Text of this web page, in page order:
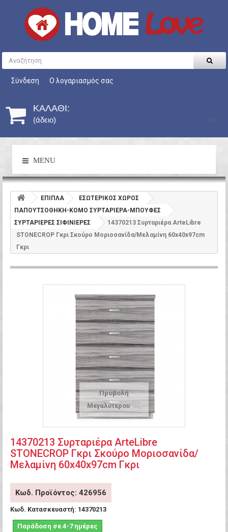
Σύνδεση Ο λογαριασμός σας
ΚΑΛΆΘΙ:
(άδειο)
MENU
ΕΠΙΠΛΑ
ΕΣΩΤΕΡΙΚΟΣ ΧΩΡΟΣ
ΠΑΠΟΥΤΣΟΘΗΚΗ-ΚΟΜΟ ΣΥΡΤΑΡΙΕΡΑ-ΜΠΟΥΦΕΣ
ΣΥΡΤΑΡΙΕΡΕΣ ΣΙΦΙΝΙΕΡΕΣ
14370213 Συρταριέρα ArteLibre
STONECROP Γκρι Σκούρο Μοριοσανίδα/Μελαμίνη 60x40x97cm
Γκρι
Προβολή
Μεγαλύτερου
14370213 Συρταριέρα ArteLibre
STONECROP Γκρι Σκούρο Μοριοσανίδα/
Μελαμίνη 60x40x97cm Γκρι
Κωδ. Προϊόντος: 426956
Κωδ. Κατασκευαστή: 14370213
Παράδοση σε 4-7 ημέρες